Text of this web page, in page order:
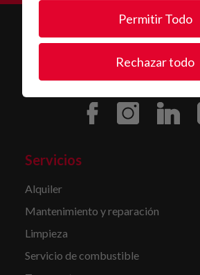
Servicios
Alquiler
Mantenimiento y reparación
Limpieza
Servicio de combustible
Permitir Todo
Rechazar todo